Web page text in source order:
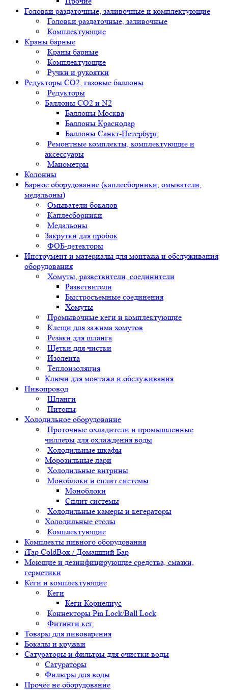
Головки раздаточные, заливочные и комплектующие
Головки раздаточные, заливочные
Комплектующие
Краны барные
Краны барные
Комплектующие
Ручки и рукоятки
Редукторы СО2, газовые баллоны
Редукторы
Баллоны СО2 и N2
Баллоны Москва
Баллоны Краснодар
Баллоны Санкт-Петербург
Ремонтные комплекты, комплектующие и
аксессуары
Манометры
Колонны
Барное оборудование (каплесборники, омыватели,
медальоны)
Омыватели бокалов
Каплесборники
Медальоны
Закрутки для пробок
ФОБ-детекторы
Инструмент и материалы для монтажа и обслуживания
оборудования
Хомуты, разветвители, соединители
Разветвители
Быстросъемные соединения
Хомуты
Промывочные кеги и комплектующие
Клещи для зажима хомутов
Резаки для шланга
Щетки для чистки
Изолента
Теплоизоляция
Ключи для монтажа и обслуживания
Пивопровод
Шланги
Питоны
Холодильное оборудование
Проточные охладители и промышленные
чиллеры для охлаждения воды
Холодильные шкафы
Морозильные лари
Холодильные витрины
Моноблоки и сплит системы
Моноблоки
Сплит системы
Холодильные камеры и кегераторы
Холодильные столы
Комплектующие
Комплекты пивного оборудования
iTap ColdBox / Домашний Бар
Моющие и дезинфицирующие средства, смазки,
герметики
Кеги и комплектующие
Кеги
Кеги Корнелиус
Коннекторы Pin Lock/Ball Lock
Фитинги кег
Товары для пивоварения
Бокалы и кружки
Сатураторы и фильтры для очистки воды
Сатураторы
Фильтры для воды
Прочее не оборудование